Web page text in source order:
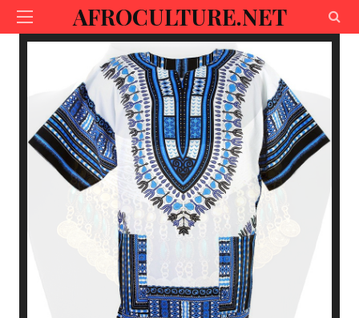
AFROCULTURE.NET